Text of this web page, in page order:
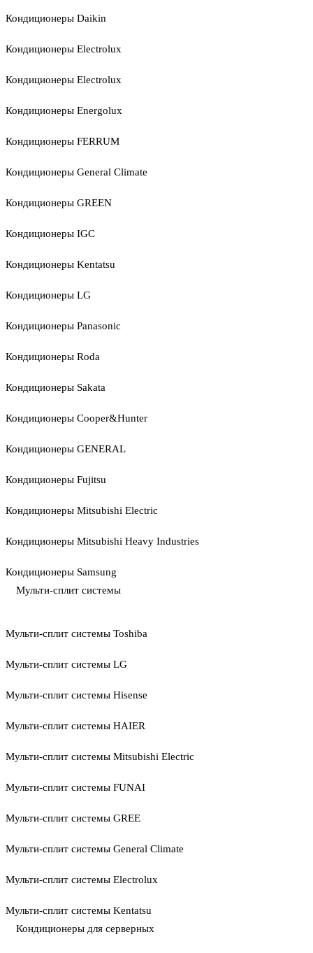
Кондиционеры Daikin
Кондиционеры Electrolux
Кондиционеры Electrolux
Кондиционеры Energolux
Кондиционеры FERRUM
Кондиционеры General Climate
Кондиционеры GREEN
Кондиционеры IGC
Кондиционеры Kentatsu
Кондиционеры LG
Кондиционеры Panasonic
Кондиционеры Roda
Кондиционеры Sakata
Кондиционеры Cooper&Hunter
Кондиционеры GENERAL
Кондиционеры Fujitsu
Кондиционеры Mitsubishi Electric
Кондиционеры Mitsubishi Heavy Industries
Кондиционеры Samsung
Мульти-сплит системы
Мульти-сплит системы Toshiba
Мульти-сплит системы LG
Мульти-сплит системы Hisense
Мульти-сплит системы HAIER
Мульти-сплит системы Mitsubishi Electric
Мульти-сплит системы FUNAI
Мульти-сплит системы GREE
Мульти-сплит системы General Climate
Мульти-сплит системы Electrolux
Мульти-сплит системы Kentatsu
Кондиционеры для серверных